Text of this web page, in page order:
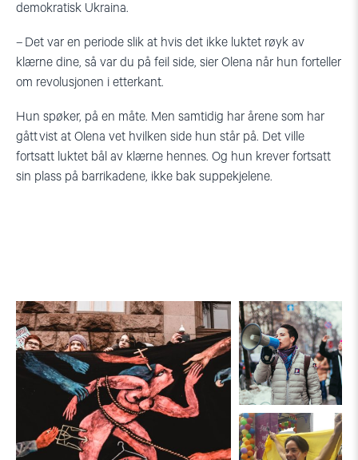
demokratisk Ukraina.
– Det var en periode slik at hvis det ikke luktet røyk av
klærne dine, så var du på feil side, sier Olena når hun forteller
om revolusjonen i etterkant.
Hun spøker, på en måte. Men samtidig har årene som har
gått vist at Olena vet hvilken side hun står på. Det ville
fortsatt luktet bål av klærne hennes. Og hun krever fortsatt
sin plass på barrikadene, ikke bak suppekjelene.